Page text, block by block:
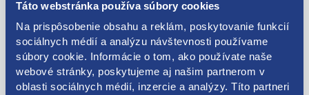
Táto webstránka používa súbory cookies
Na prispôsobenie obsahu a reklám, poskytovanie funkcií
sociálnych médií a analýzu návštevnosti používame
súbory cookie. Informácie o tom, ako používate naše
webové stránky, poskytujeme aj našim partnerom v
oblasti sociálnych médií, inzercie a analýzy. Títo partneri
Príchytka slnečnej clony
ŠKODA original: 3B0857561B
FORD originál: XM21-A041K16-ABU1AD 1122693